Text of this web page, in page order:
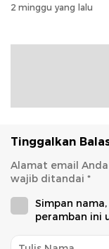
2 minggu yang lalu
Tinggalkan
Alamat email
wajib ditandai *
Simpan
peramban ini